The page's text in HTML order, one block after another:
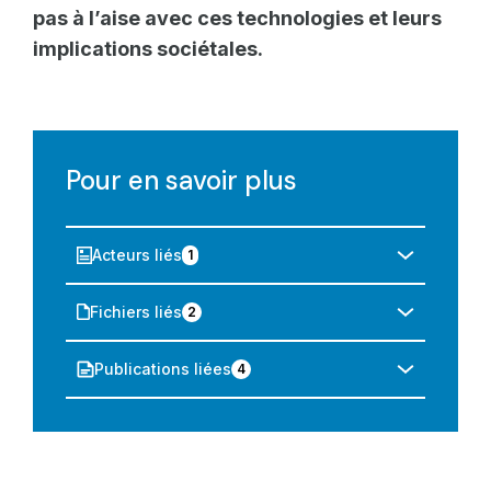
pas à l’aise avec ces technologies et leurs
implications sociétales.
Pour en savoir plus
Acteurs liés 1
Fichiers liés 2
Publications liées 4